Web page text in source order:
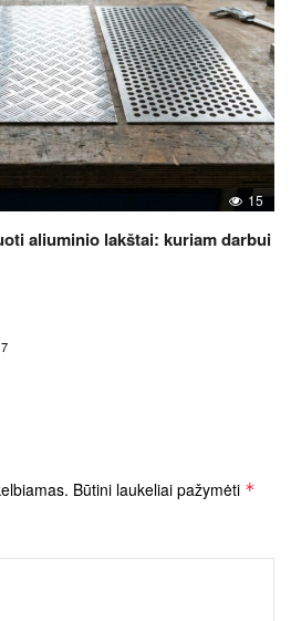
15
aliuminio lakštai: kuriam darbui
7
Būtini laukeliai pažymėti *